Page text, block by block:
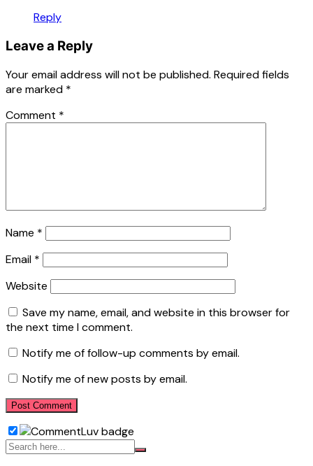
Reply
Leave a Reply
Your email address will not be published. Required fields
are marked *
Comment *
Name *
Email *
Website
Save my name, email, and website in this browser for
the next time I comment.
Notify me of follow-up comments by email.
Notify me of new posts by email.